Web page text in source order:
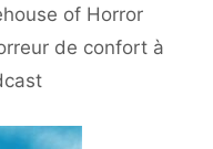
of Horror
de confort à